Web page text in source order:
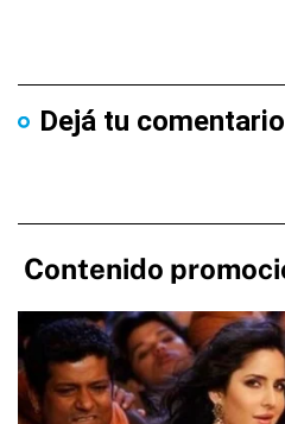
Dejá tu comentario